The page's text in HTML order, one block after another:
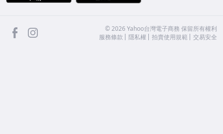
facebook ©2026 Yahoo台灣電子商務 保留所有權利
服務條款
隱私權 拍賣使用規範 交易安全